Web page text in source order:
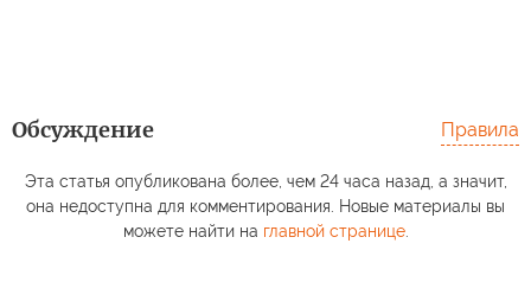
Обсуждение Правила
Эта статья опубликована более, чем 24 часа назад, а значит,
она недоступна для комментирования. Новые материалы вы
можете найти на главной странице.